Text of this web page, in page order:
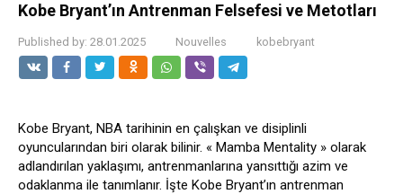
Kobe Bryant’ın Antrenman Felsefesi ve Metotları
Published by: 28.01.2025 Nouvelles kobebryant
Kobe Bryant, NBA tarihinin en çalışkan ve disiplinli
oyuncularından biri olarak bilinir. « Mamba Mentality » olarak
adlandırılan yaklaşımı, antrenmanlarına yansıttığı azim ve
odaklanma ile tanımlanır. İşte Kobe Bryant’ın antrenman